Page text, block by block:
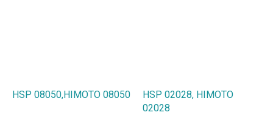
HSP 08050,HIMOTO 08050
HSP 02028, HIMOTO
02028